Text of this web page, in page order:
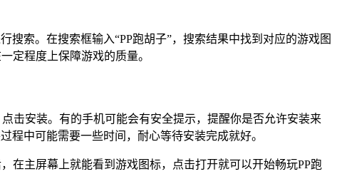
索。在搜索框输入“PP跑胡子”，搜索结果中找到对应的游戏图
定程度上保障游戏的质量。
击安装。有的手机可能会有安全提示，提醒你是否允许安装来
程中可能需要一些时间，耐心等待安装完成就好。
在主屏幕上就能看到游戏图标，点击打开就可以开始畅玩PP跑